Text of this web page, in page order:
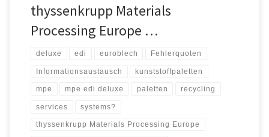
thyssenkrupp Materials
Processing Europe …
deluxe edi euroblech Fehlerquoten
Informationsaustausch kunststoffpaletten
mpe mpe edi deluxe paletten recycling
services systems?
thyssenkrupp Materials Processing Europe